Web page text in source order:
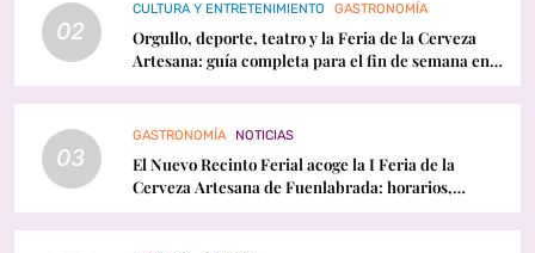
02
CULTURA Y ENTRETENIMIENTO GASTRONOMÍA
Orgullo, deporte, teatro y la Feria de la Cerveza
Artesana: guía completa para el fin de semana en
Fuenlabrada
03
GASTRONOMÍA NOTICIAS
El Nuevo Recinto Ferial acoge la I Feria de la
Cerveza Artesana de Fuenlabrada: horarios,
conciertos y programación